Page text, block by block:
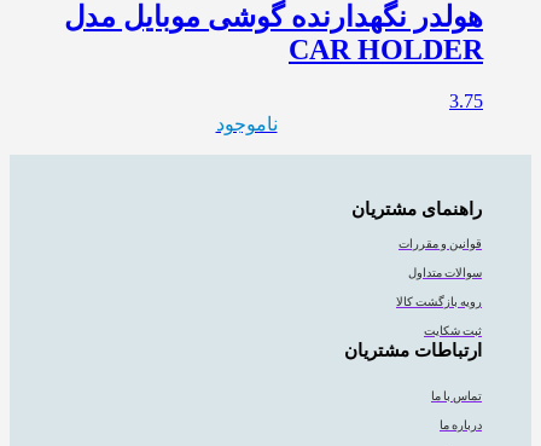
هولدر نگهدارنده گوشی موبایل مدل
CAR HOLDER
3.75
ناموجود
راهنمای مشتریان
قوانین و مقررات
سوالات متداول
رویه بازگشت کالا
ثبت شکایت
ارتباطات مشتریان
تماس با ما
درباره ما